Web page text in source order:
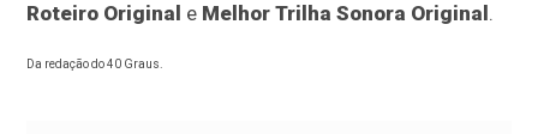
Roteiro Original e Melhor Trilha Sonora Original .
Da redação do 40 Graus.